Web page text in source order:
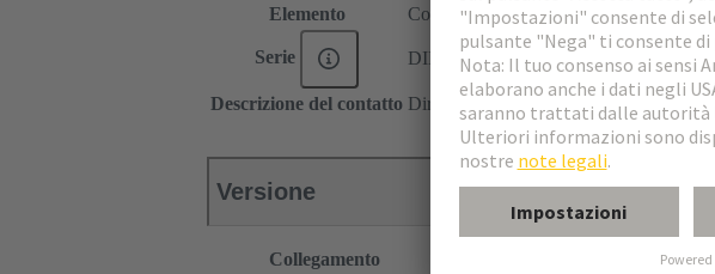
Elemento
Connettore femmina
Serie DIN 41612
Descrizione del contatto Diritto
Versione
Collegamento